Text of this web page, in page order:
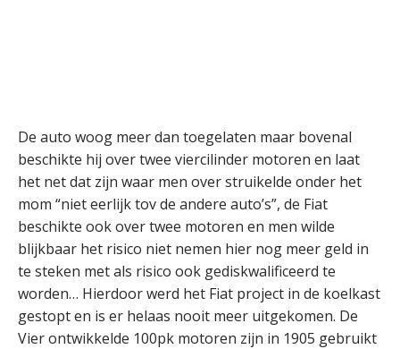
De auto woog meer dan toegelaten maar bovenal
beschikte hij over twee viercilinder motoren en laat
het net dat zijn waar men over struikelde onder het
mom “niet eerlijk tov de andere auto’s”, de Fiat
beschikte ook over twee motoren en men wilde
blijkbaar het risico niet nemen hier nog meer geld in
te steken met als risico ook gediskwalificeerd te
worden… Hierdoor werd het Fiat project in de koelkast
gestopt en is er helaas nooit meer uitgekomen. De
Vier ontwikkelde 100pk motoren zijn in 1905 gebruikt